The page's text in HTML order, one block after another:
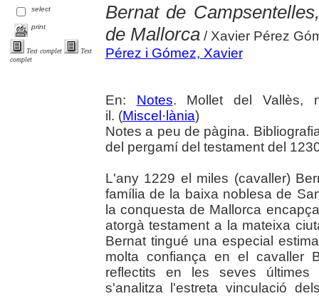
select
print
Text complet
Text
complet
Bernat de
de Mallorca/ Xavier Pérez
Pérez i Gómez, Xavier
En: Notes. Mollet del Vallès,
il. (Miscel·lània)
Notes a peu de pàgina.
del pergamí del testament del
L'any 1229 el miles (cavaller)
família de la baixa noblesa de
la conquesta de Mallorca
atorgà testament a la mateixa
Bernat tingué una especial
molta confiança en el cavaller
reflectits en les seves últimes
s'analitza l'estreta vinculació